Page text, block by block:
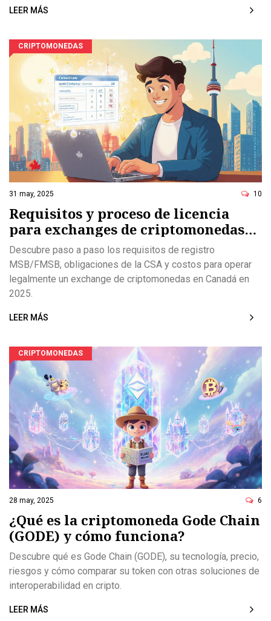
LEER MÁS
CRIPTOMONEDAS
31 may, 2025 10
Requisitos y proceso de licencia
para exchanges de criptomonedas
en Canadá (2025)
Descubre paso a paso los requisitos de registro
MSB/FMSB, obligaciones de la CSA y costos para operar
legalmente un exchange de criptomonedas en Canadá en
2025.
LEER MÁS
CRIPTOMONEDAS
28 may, 2025 6
¿Qué es la criptomoneda Gode Chain
(GODE) y cómo funciona?
Descubre qué es Gode Chain (GODE), su tecnología, precio,
riesgos y cómo comparar su token con otras soluciones de
interoperabilidad en cripto.
LEER MÁS